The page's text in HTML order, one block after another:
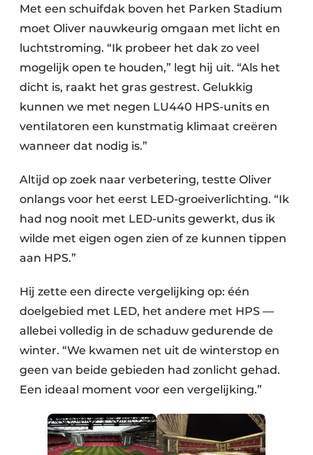
Met een schuifdak boven het Parken Stadium
moet Oliver nauwkeurig omgaan met licht en
luchtstroming. “Ik probeer het dak zo veel
mogelijk open te houden,” legt hij uit. “Als het
dicht is, raakt het gras gestrest. Gelukkig
kunnen we met negen LU440 HPS-units en
ventilatoren een kunstmatig klimaat creëren
wanneer dat nodig is.”
Altijd op zoek naar verbetering, testte Oliver
onlangs voor het eerst LED-groeiverlichting. “Ik
had nog nooit met LED-units gewerkt, dus ik
wilde met eigen ogen zien of ze kunnen tippen
aan HPS.”
Hij zette een directe vergelijking op: één
doelgebied met LED, het andere met HPS —
allebei volledig in de schaduw gedurende de
winter. “We kwamen net uit de winterstop en
geen van beide gebieden had zonlicht gehad.
Een ideaal moment voor een vergelijking.”